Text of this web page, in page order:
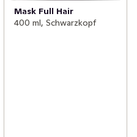
Mask Full Hair
400 ml, Schwarzkopf